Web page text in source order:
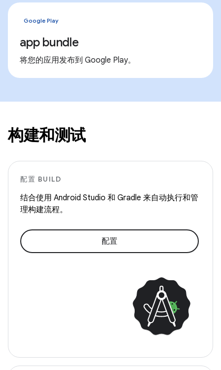
Google Play
app bundle
将您的应用发布到 Google Play。
构建和测试
配置 BUILD
结合使用 Android Studio 和 Gradle 来自动执行和管
理构建流程。
配置